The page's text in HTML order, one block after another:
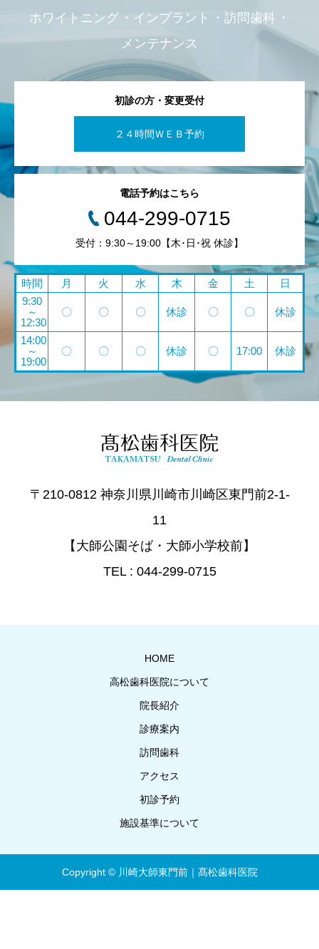
ホワイトニング
インプラント
訪問歯科
メンテナンス
初診の方・変更受付
２４時間ＷＥＢ予約
電話予約はこちら
044-299-0715
受付：9:30～19:00【木･日･祝 休診】
時間 月 火 水 木 金 土
日
9:30
～
12:30
〇 〇 〇 休診 〇 〇 休診
14:00
～
19:00
〇 〇 〇 休診 〇 17:00 休診
〒210-0812 神奈川県川崎市川崎区東門前2-1-
11
【大師公園そば・大師小学校前】
TEL : 044-299-0715
HOME
高松歯科医院について
院長紹介
診療案内
訪問歯科
アクセス
初診予約
施設基準について
Copyright © 川崎大師東門前｜髙松歯科医院